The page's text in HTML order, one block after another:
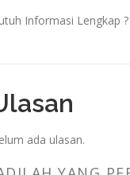
Informasi Lengkap ?
ada ulasan.